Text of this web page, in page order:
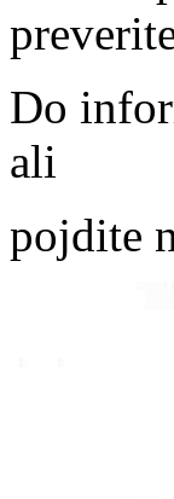
Do
ali
pojdite